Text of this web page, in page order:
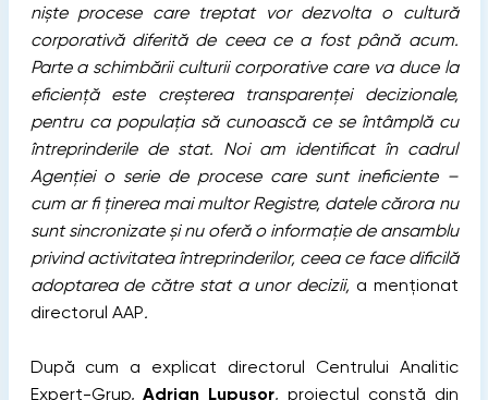
niște procese care treptat vor dezvolta o cultură
corporativă diferită de ceea ce a fost până acum.
Parte a schimbării culturii corporative care va duce la
eficiență este creșterea transparenței decizionale,
pentru ca populația să cunoască ce se întâmplă cu
întreprinderile de stat. Noi am identificat în cadrul
Agenției o serie de procese care sunt ineficiente –
cum ar fi ținerea mai multor Registre, datele cărora nu
sunt sincronizate și nu oferă o informație de ansamblu
privind activitatea întreprinderilor, ceea ce face dificilă
adoptarea de către stat a unor decizii, a menționat
directorul AAP.
După cum a explicat directorul Centrului Analitic
Expert-Grup,Adrian Lupușor, proiectul constă din